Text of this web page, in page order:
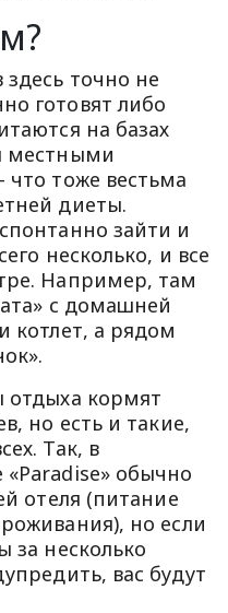
точно не
готовят либо
на базах
местными
тоже вестьма
диеты.
зайти и
несколько, и все
Например, там
с домашней
котлет, а рядом
отдыха кормят
но есть и такие,
Так, в
обычно
отеля (питание
но если
за несколько
вас будут